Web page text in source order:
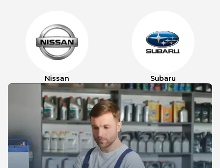
Nissan Subaru